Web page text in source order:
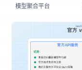
模型聚合平台